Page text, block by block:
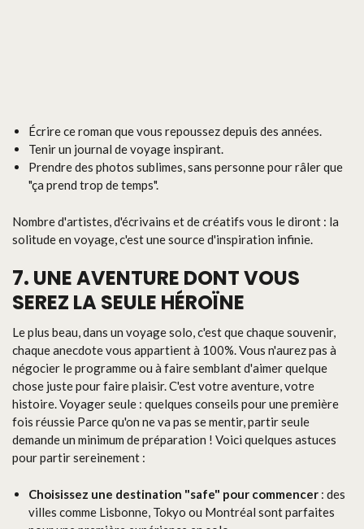
Écrire ce roman que vous repoussez depuis des années.
Tenir un journal de voyage inspirant.
Prendre des photos sublimes, sans personne pour râler que
"ça prend trop de temps".
Nombre d'artistes, d'écrivains et de créatifs vous le diront : la
solitude en voyage, c'est une source d'inspiration infinie.
7. UNE AVENTURE DONT VOUS
SEREZ LA SEULE HÉROÏNE
Le plus beau, dans un voyage solo, c'est que chaque souvenir,
chaque anecdote vous appartient à 100%. Vous n'aurez pas à
négocier le programme ou à faire semblant d'aimer quelque
chose juste pour faire plaisir. C'est votre aventure, votre
histoire. Voyager seule : quelques conseils pour une première
fois réussie Parce qu'on ne va pas se mentir, partir seule
demande un minimum de préparation ! Voici quelques astuces
pour partir sereinement :
Choisissez une destination "safe" pour commencer : des
villes comme Lisbonne, Tokyo ou Montréal sont parfaites